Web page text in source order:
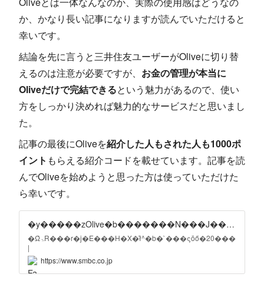
か、かなり長い記事になりますが読んでいただけると
幸いです。
結論を先に言うと三井住友ユーザーがOliveに切り替
えるのは注意が必要ですが、 お金の管理が本当に
Oliveだけで完結できるという魅力があるので、使い
方をしっかり決めれば魅力的なサービスだと思いまし
た。
記事の最後にOliveを紹介した人もされた人も1000ポ
イント もらえる紹介コードを載せています。記事を読
んでOliveを始めようと思った方は使っていただけた
ら幸いです。
�y�����zOlive�b�������N���J���X�}�z�ЂƂF�O��Z�F��s
�ΏۃR���r�j�E���H�X�ł̃^�b�`���ςōő�20���
|
�C���g�Ҍ��B���\�����A�v���ŊȒP�J�݁A�
������N���W�b�g�@�\�����ꂩ
���1�̃A�v����
https://www.smbc.co.jp